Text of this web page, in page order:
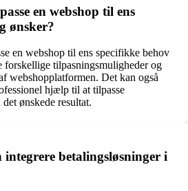
en webshop til ens
ønsker?
en webshop til ens specifikke behov
forskellige tilpasningsmuligheder og
webshopplatformen. Det kan også
hjælp til at tilpasse
ønskede resultat.
betalingsløsninger i